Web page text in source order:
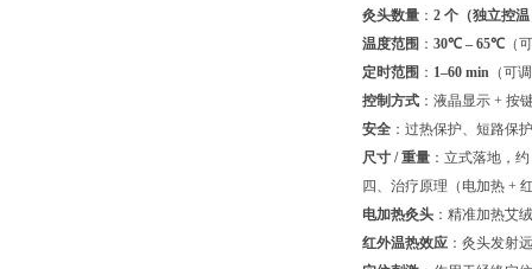
灸头数量 ： 2 个（独立控
温度范围 ： 30℃ – 65℃ （
定时范围 ： 1–60 min （可
控制方式 ：液晶显示 + 按
安全 ：过热保护、短路保
尺寸 / 重量 ：立式落地，
四、治疗原理（电加热 +
电加热灸头 ：精准加热艾
红外温热效应 ：灸头发射